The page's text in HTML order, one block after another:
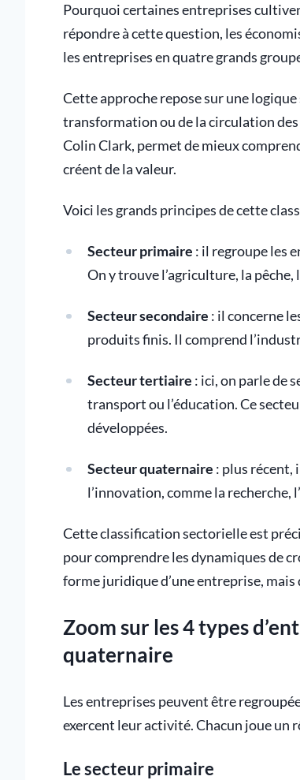
Pourquoi certaines entreprises
répondre à cette question, les
les entreprises en quatre grands
Cette approche repose sur une
transformation ou de la circulation
Colin Clark, permet de mieux
créent de la valeur.
Voici les grands principes de cette
Secteur primaire : il regroupe les
On y trouve l’agriculture, la pêche,
Secteur secondaire : il concerne
produits finis. Il comprend
Secteur tertiaire : ici, on parle de
transport ou l’éducation. Ce
développées.
Secteur quaternaire : plus récent,
l’innovation, comme la
Cette classification sectorielle est
pour comprendre les dynamiques de
forme juridique d’une entreprise,
Zoom sur les 4 types
quaternaire
Les entreprises peuvent être
exercent leur activité. Chacun joue un
Le secteur primaire